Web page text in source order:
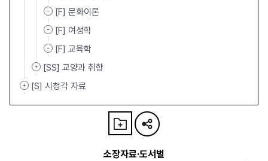
[F] 문화이론
[F] 여성학
[F] 교육학
[SS] 교양과 취향
[S] 시청각 자료
소장자료·도서별